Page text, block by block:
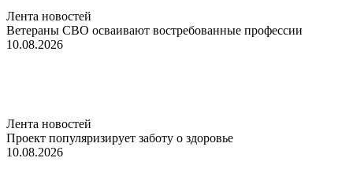
Лента новостей
Ветераны СВО осваивают востребованные профессии
10.08.2026
Лента новостей
Проект популяризирует заботу о здоровье
10.08.2026